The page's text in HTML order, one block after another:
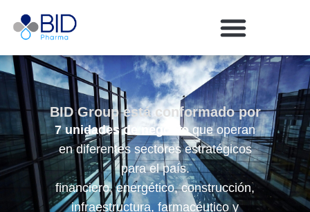
BID Group está conformado por
7 unidades de negocioque operan
en diferentes sectores estratégicos
para el país.
financiero, energético, construcción,
infraestructura, farmacéutico y